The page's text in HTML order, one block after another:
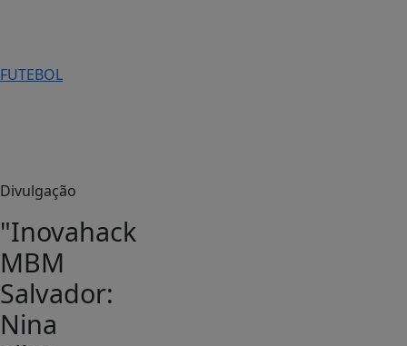
FUTEBOL
Divulgação
"Inovahack
MBM
Salvador:
Nina